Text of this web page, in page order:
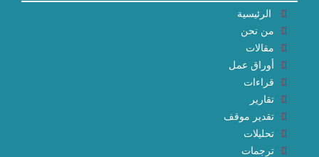
الرئيسية
من نحن
مقالات
أوراق عمل
قراءات
تقارير
تقدير موقف
تحليلات
ترجمات